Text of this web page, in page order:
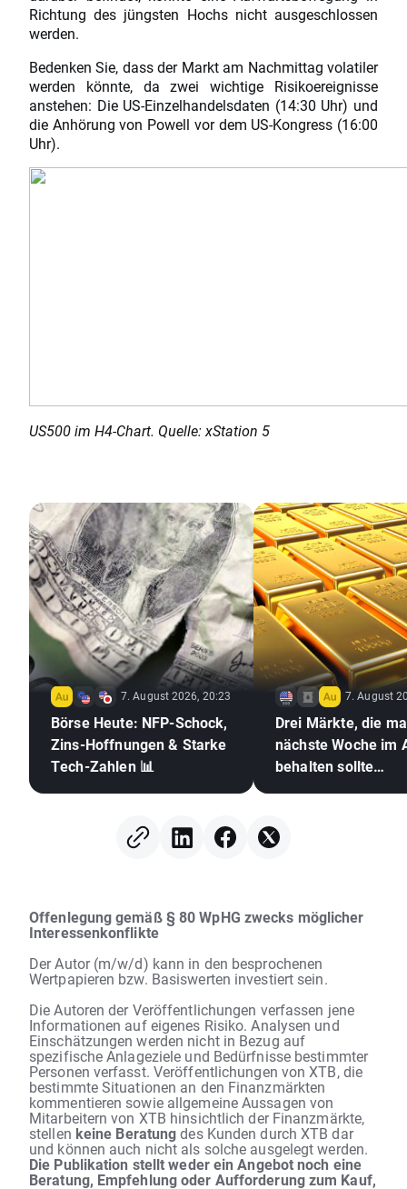
Richtung des jüngsten Hochs nicht ausgeschlossen
werden.
Bedenken Sie, dass der Markt am Nachmittag volatiler
werden könnte, da zwei wichtige Risikoereignisse
anstehen: Die US-Einzelhandelsdaten (14:30 Uhr) und
die Anhörung von Powell vor dem US-Kongress (16:00
Uhr).
US500 im H4-Chart. Quelle: xStation 5
7. August 2026, 20:23
Börse Heute: NFP-Schock,
Zins-Hoffnungen & Starke
Tech-Zahlen 📊
7. August
Drei Märkte, die
nächste Woche im
behalten sollte
Offenlegung gemäß § 80 WpHG zwecks möglicher
Interessenkonflikte
Der Autor (m/w/d) kann in den besprochenen
Wertpapieren bzw. Basiswerten investiert sein.
Die Autoren der Veröffentlichungen verfassen jene
Informationen auf eigenes Risiko. Analysen und
Einschätzungen werden nicht in Bezug auf
spezifische Anlageziele und Bedürfnisse bestimmter
Personen verfasst. Veröffentlichungen von XTB, die
bestimmte Situationen an den Finanzmärkten
kommentieren sowie allgemeine Aussagen von
Mitarbeitern von XTB hinsichtlich der Finanzmärkte,
stellen keine Beratungdes Kunden durch XTB dar
und können auch nicht als solche ausgelegt werden.
Die Publikation stellt weder ein Angebot noch eine
Beratung, Empfehlung oder Aufforderung zum Kauf,